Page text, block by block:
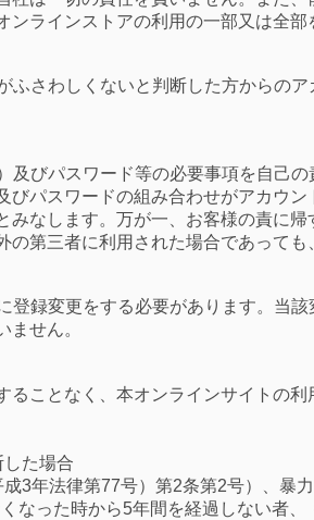
ラインストアの利用の一部又は全部
さわしくないと判断した方からのア
及びパスワード等の必要事項を自己の
パスワードの組み合わせがアカウン
みなします。万が一、お客様の責に帰
第三者に利用された場合であっても
登録変更をする必要があります。当該
せん。
ことなく、本オンラインサイトの利
た場合
3年法律第77号）第2条第2号）、暴
なった時から5年間を経過しない者、